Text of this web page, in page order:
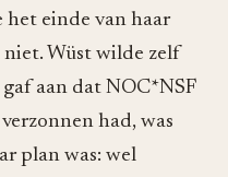
het einde van haar
niet. Wüst wilde zelf
aan dat NOC*NSF
had, was
plan was: wel